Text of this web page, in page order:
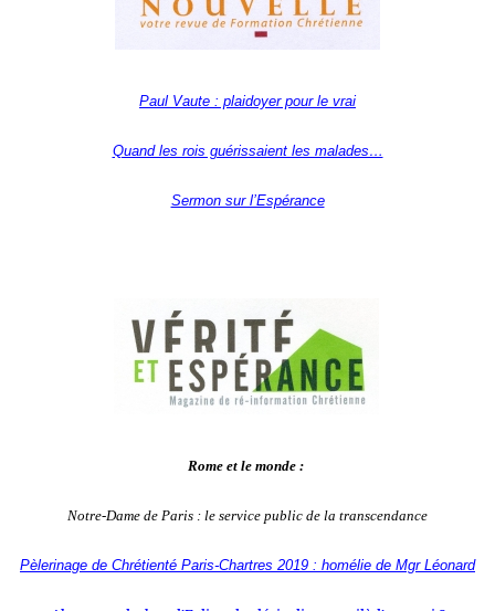
Paul Vaute : plaidoyer pour le vrai
Quand les rois guérissaient les malades…
Sermon sur l’Espérance
Rome et le monde :
Notre-Dame de Paris : le service public de la transcendance
Pèlerinage de Chrétienté Paris-Chartres 2019 : homélie de Mgr Léonard